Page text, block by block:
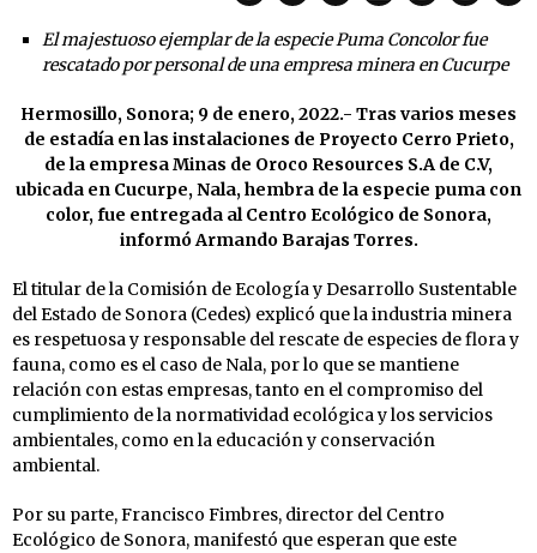
El majestuoso ejemplar de la especie Puma Concolor fue
rescatado por personal de una empresa minera en Cucurpe
Hermosillo, Sonora; 9 de enero, 2022.- Tras varios meses
de estadía en las instalaciones de Proyecto Cerro Prieto,
de la empresa Minas de Oroco Resources S.A de C.V,
ubicada en Cucurpe, Nala, hembra de la especie puma con
color, fue entregada al Centro Ecológico de Sonora,
informó Armando Barajas Torres.
El titular de la Comisión de Ecología y Desarrollo Sustentable
del Estado de Sonora (Cedes) explicó que la industria minera
es respetuosa y responsable del rescate de especies de flora y
fauna, como es el caso de Nala, por lo que se mantiene
relación con estas empresas, tanto en el compromiso del
cumplimiento de la normatividad ecológica y los servicios
ambientales, como en la educación y conservación
ambiental.
Por su parte, Francisco Fimbres, director del Centro
Ecológico de Sonora, manifestó que esperan que este